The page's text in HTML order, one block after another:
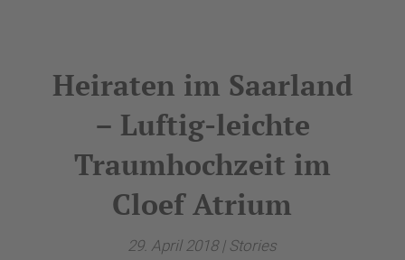
Heiraten im Saarland
– Luftig-leichte
Traumhochzeit im
Cloef Atrium
29. April 2018| Stories